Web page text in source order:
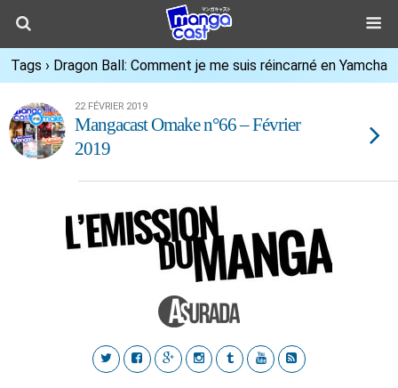
Tags › Dragon Ball: Comment je me suis réincarné en Yamcha
22 FÉVRIER 2019
Mangacast Omake n°66 – Février
2019